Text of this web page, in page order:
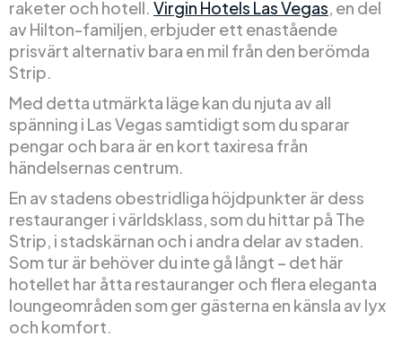
raketer och hotell. Virgin Hotels Las Vegas, en del
av Hilton-familjen, erbjuder ett enastående
prisvärt alternativ bara en mil från den berömda
Strip.
Med detta utmärkta läge kan du njuta av all
spänning i Las Vegas samtidigt som du sparar
pengar och bara är en kort taxiresa från
händelsernas centrum.
En av stadens obestridliga höjdpunkter är dess
restauranger i världsklass, som du hittar på The
Strip, i stadskärnan och i andra delar av staden.
Som tur är behöver du inte gå långt – det här
hotellet har åtta restauranger och flera eleganta
loungeområden som ger gästerna en känsla av lyx
och komfort.